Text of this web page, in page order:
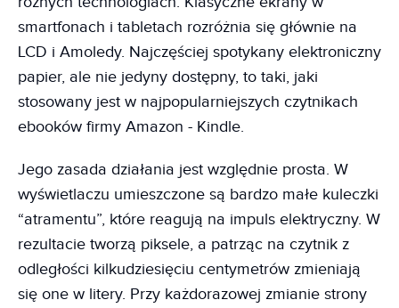
smartfonach i tabletach rozróżnia się głównie na
LCD i Amoledy. Najczęściej spotykany elektroniczny
papier, ale nie jedyny dostępny, to taki, jaki
stosowany jest w najpopularniejszych czytnikach
ebooków firmy Amazon - Kindle.
Jego zasada działania jest względnie prosta. W
wyświetlaczu umieszczone są bardzo małe kuleczki
“atramentu”, które reagują na impuls elektryczny. W
rezultacie tworzą piksele, a patrząc na czytnik z
odległości kilkudziesięciu centymetrów zmieniają
się one w litery. Przy każdorazowej zmianie strony